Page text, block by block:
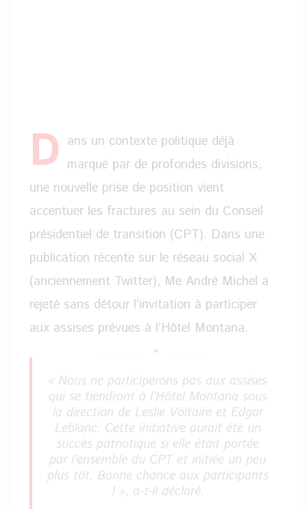
D ans un contexte politique déjà
marqué par de profondes divisions,
une nouvelle prise de position vient
accentuer les fractures au sein du Conseil
présidentiel de transition (CPT). Dans une
publication récente sur le réseau social X
(anciennement Twitter), Me André Michel a
rejeté sans détour l’invitation à participer
aux assises prévues à l’Hôtel Montana.
« Nous ne participerons pas aux assises
qui se tiendront à l’Hôtel Montana sous
la direction de Leslie Voltaire et Edgar
Leblanc. Cette initiative aurait été un
succès patriotique si elle était portée
par l’ensemble du CPT et initiée un peu
plus tôt. Bonne chance aux participants
! », a-t-il déclaré.